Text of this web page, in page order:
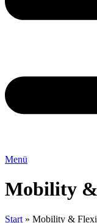
Menü
Mobility
Start » Mobility &